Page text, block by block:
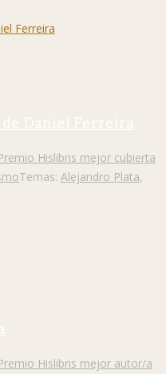
Daniel Ferreira
Hislibris mejor cubierta
Temas: Alejandro Plata,
Hislibris mejor autor/a